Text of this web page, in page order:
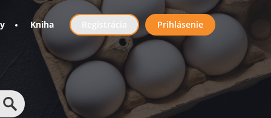
Kniha
User
account
menu
Registrácia Prihlásenie